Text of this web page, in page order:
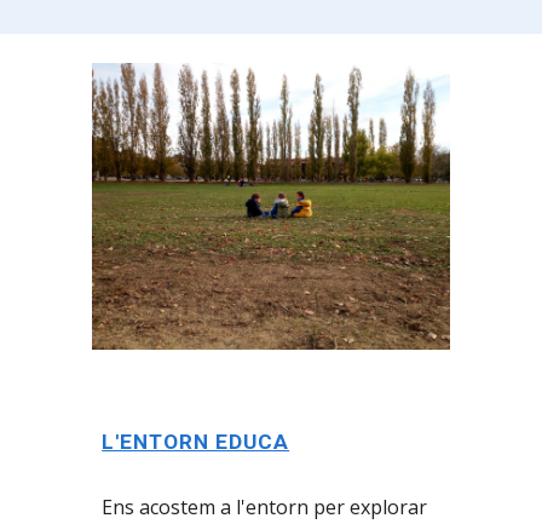
L'ENTORN EDUCA
Ens acostem a l'entorn per explorar